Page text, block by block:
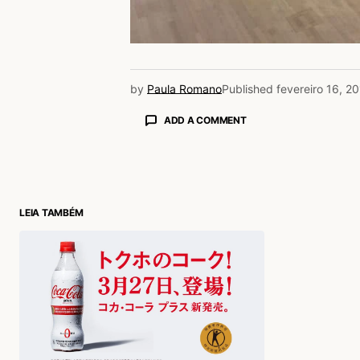
by Paula RomanoPublished fevereiro 16,
ADD A COMMENT
LEIA TAMBÉM